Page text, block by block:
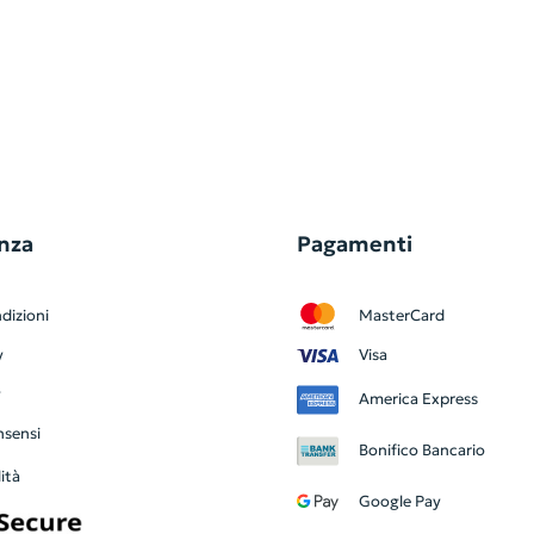
Pagamenti
MasterCard
Visa
America Express
Bonifico Bancario
Google Pay